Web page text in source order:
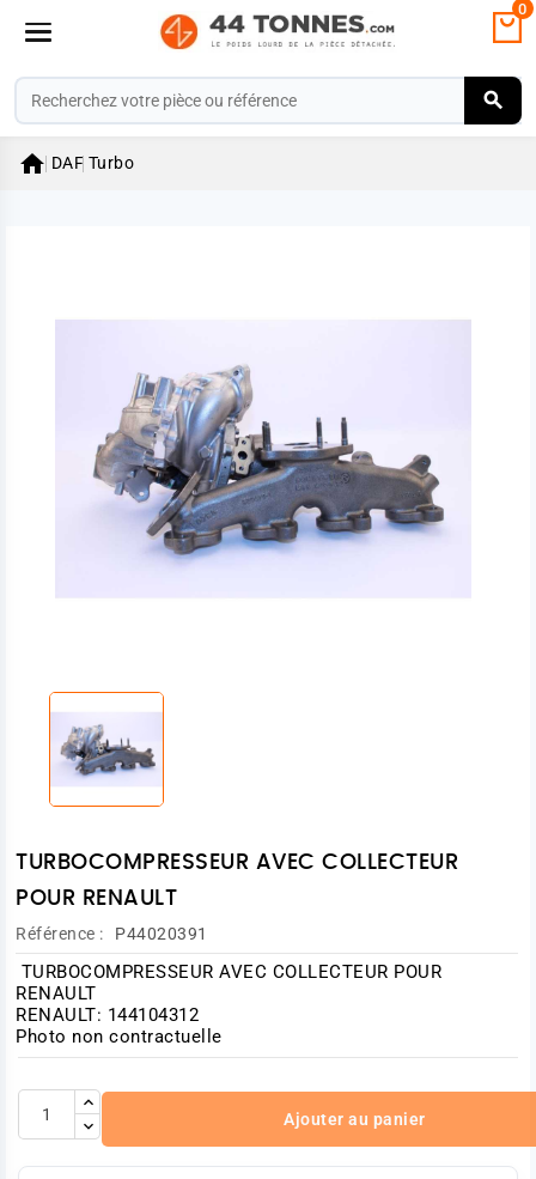
0
 DAF Turbo
TURBOCOMPRESSEUR AVEC COLLECTEUR
POUR RENAULT
Référence : P44020391
TURBOCOMPRESSEUR AVEC COLLECTEUR POUR
RENAULT
RENAULT: 144104312
Photo non contractuelle
Ajouter au panier